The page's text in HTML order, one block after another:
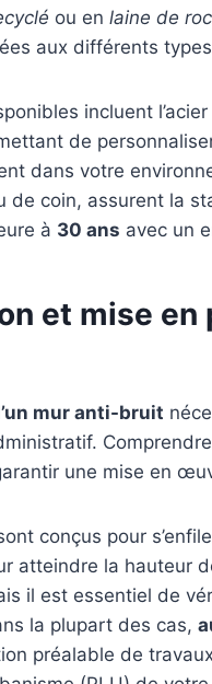
ou en laine de
aux différents
incluent
de
dans votre
de coin, assurent la
à 30 ans avec un
et mise en
mur anti-bruit
une mise en
conçus pour
atteindre la hauteur
il est essentiel de
la plupart des cas,
préalable de